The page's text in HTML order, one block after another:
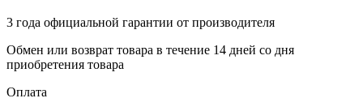
3 года официальной гарантии от производителя
Обмен или возврат товара в течение 14 дней со дня
приобретения товара
Оплата